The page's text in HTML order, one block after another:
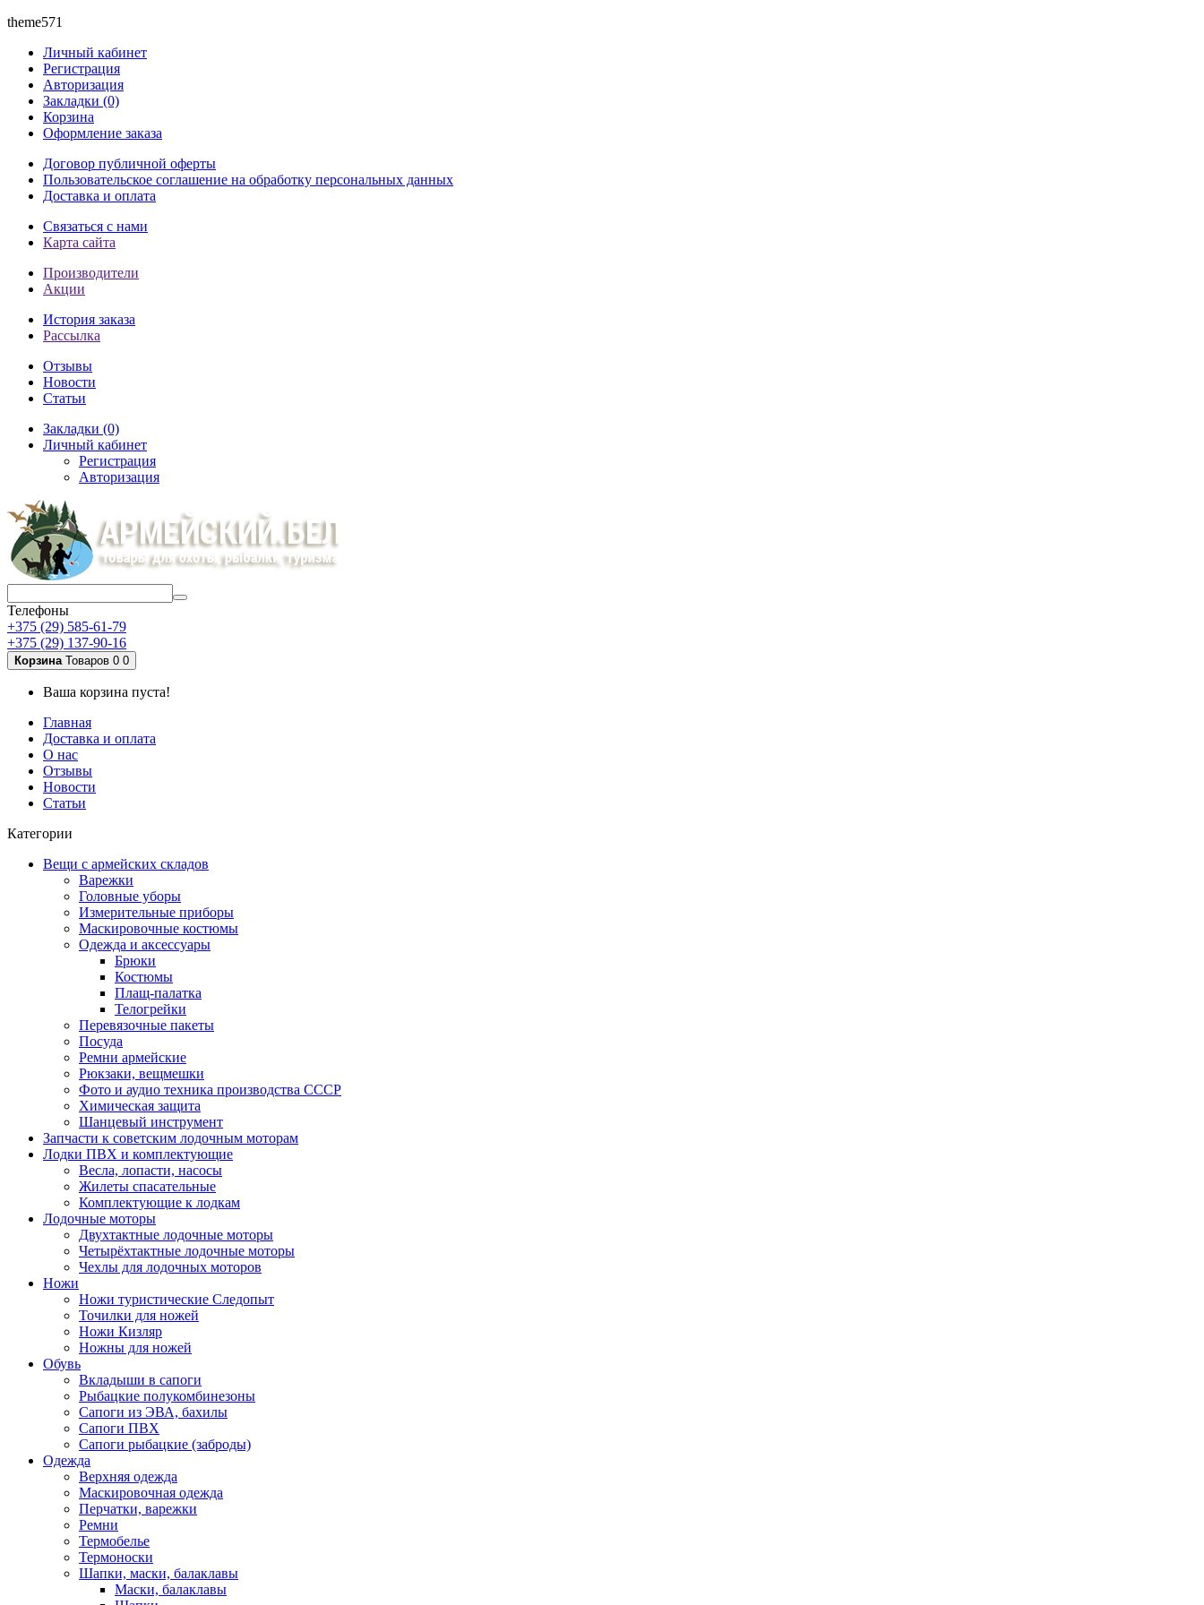
theme571
Личный кабинет
Регистрация
Авторизация
Закладки (0)
Корзина
Оформление заказа
Договор публичной оферты
Пользовательское соглашение на обработку персональных данных
Доставка и оплата
Связаться с нами
Карта сайта
Производители
Акции
История заказа
Рассылка
Отзывы
Новости
Статьи
Закладки (0)
Личный кабинет
Регистрация
Авторизация
Телефоны
+375 (29) 585-61-79
+375 (29) 137-90-16
Корзина Товаров 0 0
Ваша корзина пуста!
Главная
Доставка и оплата
О нас
Отзывы
Новости
Статьи
Категории
Вещи с армейских складов
Варежки
Головные уборы
Измерительные приборы
Маскировочные костюмы
Одежда и аксессуары
Брюки
Костюмы
Плащ-палатка
Телогрейки
Перевязочные пакеты
Посуда
Ремни армейские
Рюкзаки, вещмешки
Фото и аудио техника производства СССР
Химическая защита
Шанцевый инструмент
Запчасти к советским лодочным моторам
Лодки ПВХ и комплектующие
Весла, лопасти, насосы
Жилеты спасательные
Комплектующие к лодкам
Лодочные моторы
Двухтактные лодочные моторы
Четырёхтактные лодочные моторы
Чехлы для лодочных моторов
Ножи
Ножи туристические Следопыт
Точилки для ножей
Ножи Кизляр
Ножны для ножей
Обувь
Вкладыши в сапоги
Рыбацкие полукомбинезоны
Сапоги из ЭВА, бахилы
Сапоги ПВХ
Сапоги рыбацкие (заброды)
Одежда
Верхняя одежда
Маскировочная одежда
Перчатки, варежки
Ремни
Термобелье
Термоноски
Шапки, маски, балаклавы
Маски, балаклавы